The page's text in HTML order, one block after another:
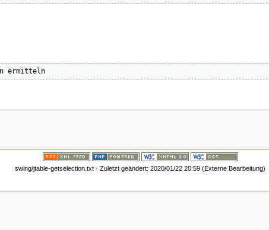
JTable, Auswahl feststellen, Selektion ermitteln
swing/jtable-getselection.txt · Zuletzt geändert: 2020/01/22 20:59 (Externe Bearbeitung)